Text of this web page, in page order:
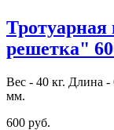
Тротуарная
решетка"
Вес - 40 кг. Длина
мм.
600 руб.